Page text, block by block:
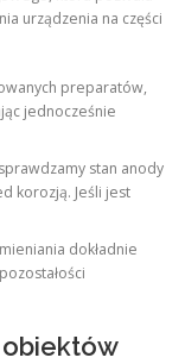
urządzenia na części
preparatów,
jednocześnie
stan anody
korozją. Jeśli jest
dokładnie